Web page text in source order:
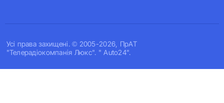
Усi права захищенi. © 2005-2026, ПрАТ
"Телерадіокомпанія Люкс". " Auto24".